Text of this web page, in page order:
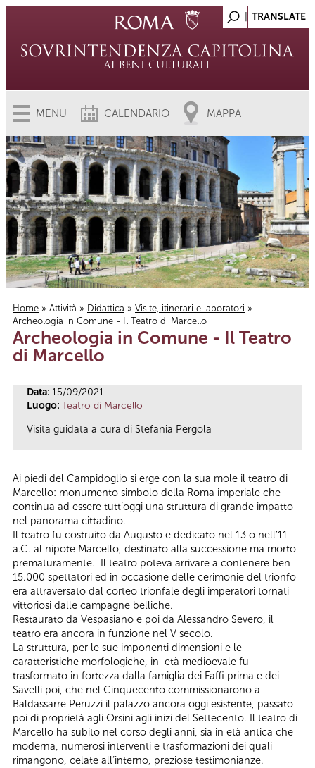
MENU CALENDARIO MAPPA
Tu sei qui
Home » Attività » Didattica » Visite, itinerari e laboratori »
Archeologia in Comune - Il Teatro di Marcello
Archeologia in Comune - Il Teatro
di Marcello
Data: 15/09/2021
Luogo: Teatro di Marcello
Visita guidata a cura di Stefania Pergola
Ai piedi del Campidoglio si erge con la sua mole il teatro di
Marcello: monumento simbolo della Roma imperiale che
continua ad essere tutt’oggi una struttura di grande impatto
nel panorama cittadino.
Il teatro fu costruito da Augusto e dedicato nel 13 o nell’11
a.C. al nipote Marcello, destinato alla successione ma morto
prematuramente. Il teatro poteva arrivare a contenere ben
15.000 spettatori ed in occasione delle cerimonie del trionfo
era attraversato dal corteo trionfale degli imperatori tornati
vittoriosi dalle campagne belliche.
Restaurato da Vespasiano e poi da Alessandro Severo, il
teatro era ancora in funzione nel V secolo.
La struttura, per le sue imponenti dimensioni e le
caratteristiche morfologiche, in età medioevale fu
trasformato in fortezza dalla famiglia dei Faffi prima e dei
Savelli poi, che nel Cinquecento commissionarono a
Baldassarre Peruzzi il palazzo ancora oggi esistente, passato
poi di proprietà agli Orsini agli inizi del Settecento. Il teatro di
Marcello ha subito nel corso degli anni, sia in età antica che
moderna, numerosi interventi e trasformazioni dei quali
rimangono, celate all’interno, preziose testimonianze.